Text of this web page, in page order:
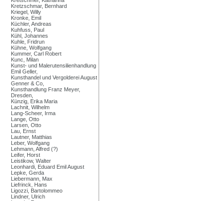
Kretzschmar, Bernhard
Kriegel, Willy
Kronke, Emil
Küchler, Andreas
Kuhfuss, Paul
Kühl, Johannes
Kuhle, Fridrun
Kühne, Wolfgang
Kummer, Carl Robert
Kunc, Milan
Kunst- und Malerutensilienhandlung
Emil Geller,
Kunsthandel und Vergolderei August
Genner & Co,
Kunsthandlung Franz Meyer,
Dresden,
Künzig, Erika Maria
Lachnit, Wilhelm
Lang-Scheer, Irma
Lange, Otto
Larsen, Otto
Lau, Ernst
Lautner, Matthias
Leber, Wolfgang
Lehmann, Alfred (?)
Leifer, Horst
Leistikow, Walter
Leonhardi, Eduard Emil August
Lepke, Gerda
Liebermann, Max
Liefrinck, Hans
Ligozzi, Bartolommeo
Lindner, Ulrich